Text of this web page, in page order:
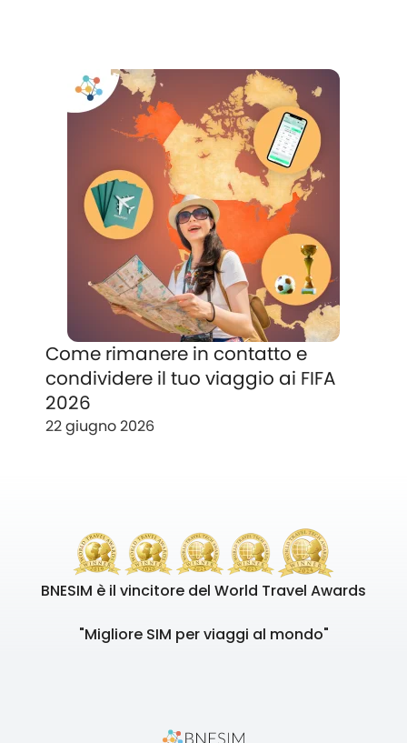
Come rimanere in contatto e
condividere il tuo viaggio ai FIFA
2026
22 giugno 2026
BNESIM è il vincitore del World Travel Awards
"Migliore SIM per viaggi al mondo"